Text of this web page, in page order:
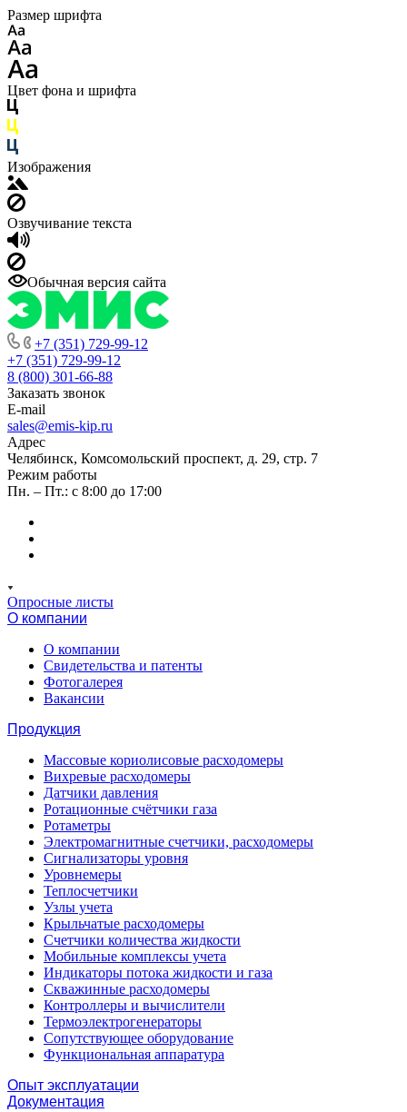
Размер шрифта
Цвет фона и шрифта
Изображения
Озвучивание текста
Обычная версия сайта
+7 (351) 729-99-12
+7 (351) 729-99-12
8 (800) 301-66-88
Заказать звонок
E-mail
sales@emis-kip.ru
Адрес
Челябинск, Комсомольский проспект, д. 29, стр. 7
Режим работы
Пн. – Пт.: с 8:00 до 17:00
Опросные листы
О компании
О компании
Свидетельства и патенты
Фотогалерея
Вакансии
Продукция
Массовые кориолисовые расходомеры
Вихревые расходомеры
Датчики давления
Ротационные счётчики газа
Ротаметры
Электромагнитные счетчики, расходомеры
Сигнализаторы уровня
Уровнемеры
Теплосчетчики
Узлы учета
Крыльчатые расходомеры
Счетчики количества жидкости
Мобильные комплексы учета
Индикаторы потока жидкости и газа
Скважинные расходомеры
Контроллеры и вычислители
Термоэлектрогенераторы
Сопутствующее оборудование
Функциональная аппаратура
Опыт эксплуатации
Документация